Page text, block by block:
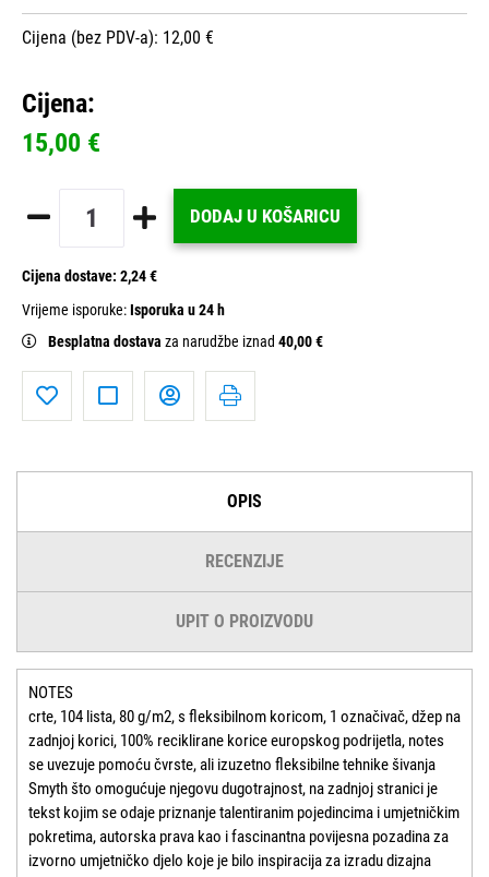
Cijena (bez PDV-a): 12,00 €
Cijena:
15,00 €
DODAJ U KOŠARICU
Cijena dostave: 2,24 €
Vrijeme isporuke:Isporuka u 24 h
Besplatna dostava za narudžbe iznad 40,00 €
OPIS
RECENZIJE
UPIT O PROIZVODU
NOTES
crte, 104 lista, 80 g/m2, s fleksibilnom koricom, 1 označivač, džep na
zadnjoj korici, 100% reciklirane korice europskog podrijetla, notes
se uvezuje pomoću čvrste, ali izuzetno fleksibilne tehnike šivanja
Smyth što omogućuje njegovu dugotrajnost, na zadnjoj stranici je
tekst kojim se odaje priznanje talentiranim pojedincima i umjetničkim
pokretima, autorska prava kao i fascinantna povijesna pozadina za
izvorno umjetničko djelo koje je bilo inspiracija za izradu dizajna